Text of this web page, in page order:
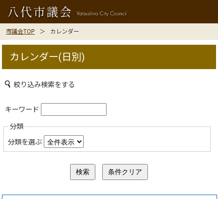
市議会TOP カレンダー
カレンダー(日別)
絞り込み検索をする
キーワード
分類
分類を選ぶ